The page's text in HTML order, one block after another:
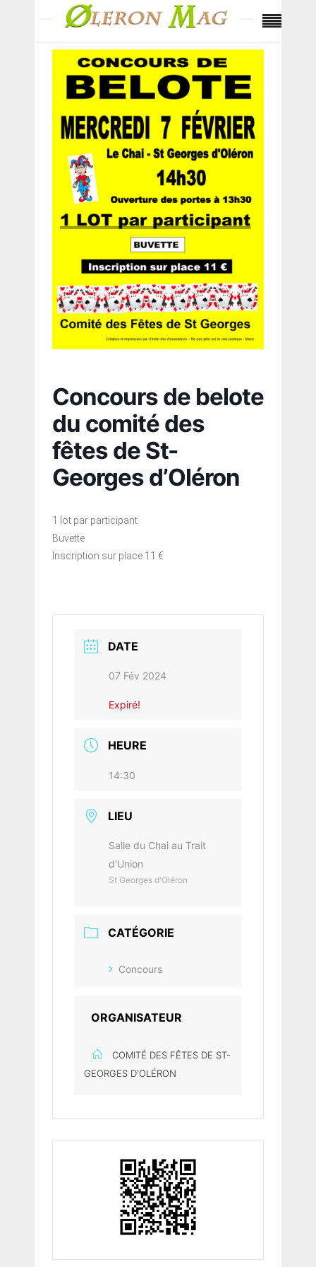
Concours de belote
du comité des
fêtes de St-
Georges d’Oléron
1 lot par participant
Buvette
Inscription sur place 11 €
DATE
07 Fév 2024
Expiré!
HEURE
14:30
LIEU
Salle du Chai au Trait
d'Union
St Georges d'Oléron
CATÉGORIE
Concours
ORGANISATEUR
COMITÉ DES FÊTES DE ST-
GEORGES D'OLÉRON